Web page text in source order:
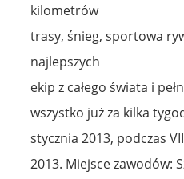
kilometrów
trasy, śnieg, sportowa
najlepszych
ekip z całego świata i
wszystko już za kilka
stycznia 2013, podczas
2013. Miejsce zawodów: